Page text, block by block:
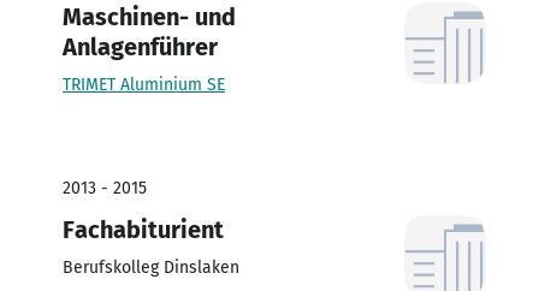
Maschinen- und
Anlagenführer
TRIMET Aluminium SE
2013 - 2015
Fachabiturient
Berufskolleg Dinslaken